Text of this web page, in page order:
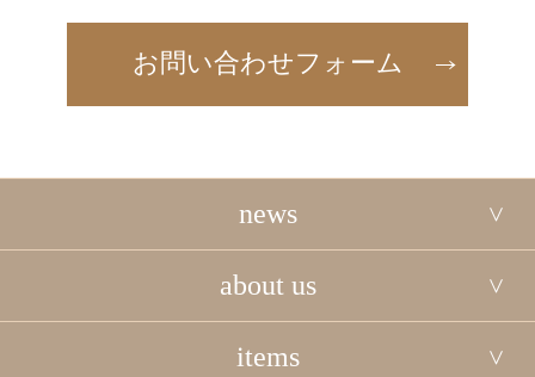
お問い合わせフォーム
news
about us
items